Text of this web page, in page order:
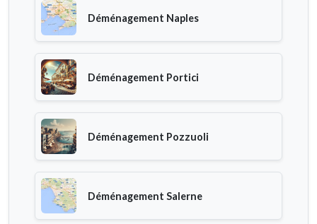
Déménagement Naples
Déménagement Portici
Déménagement Pozzuoli
Déménagement Salerne